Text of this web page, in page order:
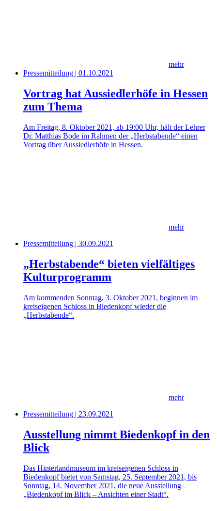
mehr
Pressemitteilung | 01.10.2021
Vortrag hat Aussiedlerhöfe in Hessen
zum Thema
Am Freitag, 8. Oktober 2021, ab 19:00 Uhr, hält der Lehrer
Dr. Matthias Bode im Rahmen der „Herbstabende“ einen
Vortrag über Aussiedlerhöfe in Hessen.
mehr
Pressemitteilung | 30.09.2021
„Herbstabende“ bieten vielfältiges
Kulturprogramm
Am kommenden Sonntag, 3. Oktober 2021, beginnen im
kreiseigenen Schloss in Biedenkopf wieder die
„Herbstabende“.
mehr
Pressemitteilung | 23.09.2021
Ausstellung nimmt Biedenkopf in den
Blick
Das Hinterlandmuseum im kreiseigenen Schloss in
Biedenkopf bietet von Samstag, 25. September 2021, bis
Sonntag, 14. November 2021, die neue Ausstellung
„Biedenkopf im Blick – Ansichten einer Stadt“.